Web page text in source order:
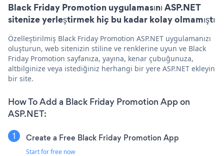
Black Friday Promotion uygulamasını ASP.NET
sitenize yerleştirmek hiç bu kadar kolay olmamıştı
Özelleştirilmiş Black Friday Promotion ASP.NET uygulamanızı
oluşturun, web sitenizin stiline ve renklerine uyun ve Black
Friday Promotion sayfanıza, yayına, kenar çubuğunuza,
altbilginize veya istediğiniz herhangi bir yere ASP.NET ekleyin
bir site.
How To Add a Black Friday Promotion App on
ASP.NET:
Create a Free Black Friday Promotion App
Start for free now